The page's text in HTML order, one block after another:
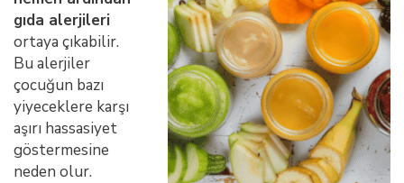
gıda alerjileri
ortaya çıkabilir.
Bu alerjiler
çocuğun bazı
yiyeceklere karşı
aşırı hassasiyet
göstermesine
neden olur.